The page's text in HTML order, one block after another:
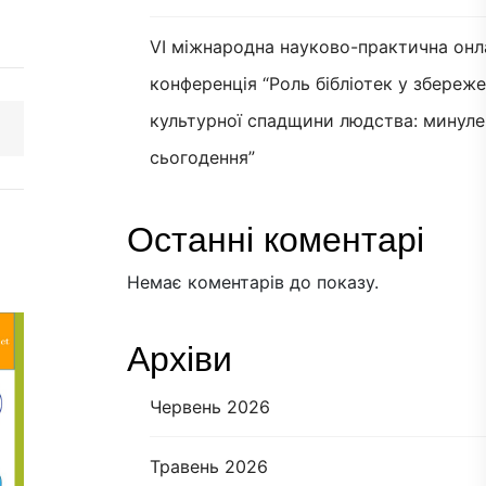
VI міжнародна науково-практична
конференція “Роль бібліотек у
культурної спадщини людства:
сьогодення”
Останні коментарі
Немає коментарів до показу.
Архіви
Червень 2026
Травень 2026